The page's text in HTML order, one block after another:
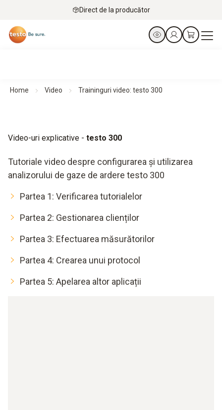
Direct de la producător
Home Video Traininguri video: testo 300
Video-uri explicative - testo 300
Tutoriale video despre configurarea și utilizarea
analizorului de gaze de ardere testo 300
Partea 1: Verificarea tutorialelor
Partea 2: Gestionarea clienților
Partea 3: Efectuarea măsurătorilor
Partea 4: Crearea unui protocol
Partea 5: Apelarea altor aplicații